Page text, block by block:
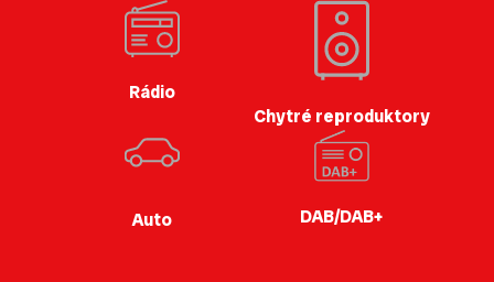
Rádio
Chytré reproduktory
Auto DAB/DAB+